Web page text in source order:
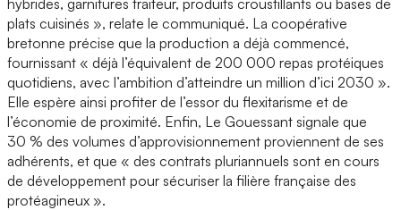
plats cuisinés », relate le communiqué. La coopérative
bretonne précise que la production a déjà commencé,
fournissant « déjà l’équivalent de 200 000 repas protéiques
quotidiens, avec l’ambition d’atteindre un million d’ici 2030 ».
Elle espère ainsi profiter de l’essor du flexitarisme et de
l’économie de proximité. Enfin, Le Gouessant signale que
30 % des volumes d’approvisionnement proviennent de ses
adhérents, et que « des contrats pluriannuels sont en cours
de développement pour sécuriser la filière française des
protéagineux ».